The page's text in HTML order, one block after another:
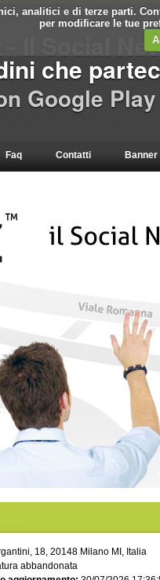
analitici e di terze parti.
per modificare le tue
Faq Contatti Banner
18, 20148 Milano MI, Italia
abbandonata
- Il Social
che
Google Play